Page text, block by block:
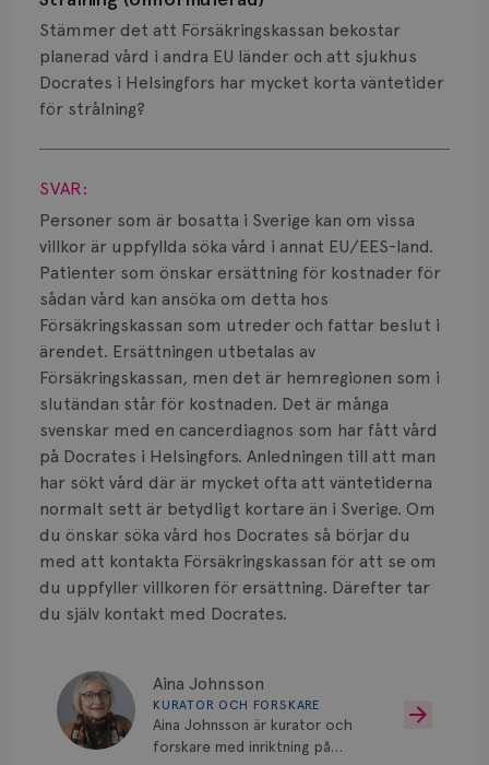
Stämmer det att Försäkringskassan bekostar
planerad vård i andra EU länder och att sjukhus
Docrates i Helsingfors har mycket korta väntetider
för strålning?
Visa svar
SVAR:
Personer som är bosatta i Sverige kan om vissa
villkor är uppfyllda söka vård i annat EU/EES-land.
Patienter som önskar ersättning för kostnader för
sådan vård kan ansöka om detta hos
Försäkringskassan som utreder och fattar beslut i
ärendet. Ersättningen utbetalas av
Försäkringskassan, men det är hemregionen som i
slutändan står för kostnaden. Det är många
svenskar med en cancerdiagnos som har fått vård
på Docrates i Helsingfors. Anledningen till att man
har sökt vård där är mycket ofta att väntetiderna
normalt sett är betydligt kortare än i Sverige. Om
du önskar söka vård hos Docrates så börjar du
med att kontakta Försäkringskassan för att se om
du uppfyller villkoren för ersättning. Därefter tar
du själv kontakt med Docrates.
Aina Johnsson
KURATOR OCH FORSKARE
Aina Johnsson är kurator och
forskare med inriktning på
Biverkningar
Bröstvårta
Läkemedel
Typ av bröstcancer
Smärta
Prognos
Risker
Spridd bröstcancer
Strålning
Vätska